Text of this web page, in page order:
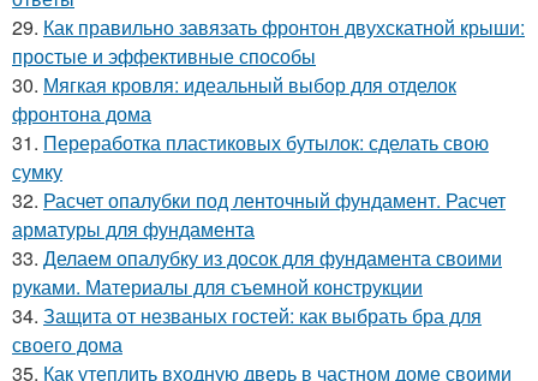
29. Как правильно завязать фронтон двухскатной крыши:
простые и эффективные способы
30. Мягкая кровля: идеальный выбор для отделок
фронтона дома
31. Переработка пластиковых бутылок: сделать свою
сумку
32. Расчет опалубки под ленточный фундамент. Расчет
арматуры для фундамента
33. Делаем опалубку из досок для фундамента своими
руками. Материалы для съемной конструкции
34. Защита от незваных гостей: как выбрать бра для
своего дома
35. Как утеплить входную дверь в частном доме своими